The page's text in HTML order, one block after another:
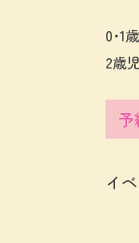
0･1
2歳
イ